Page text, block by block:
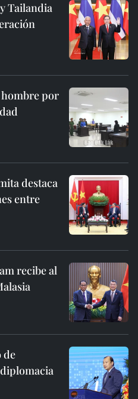
Tailandia
por
destaca
entre
recibe al
de